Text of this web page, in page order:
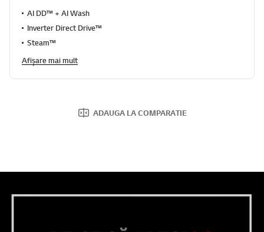
AI DD™ + AI Wash
Inverter Direct Drive™
Steam™
Afișare mai mult
ADAUGA LA COMPARATIE